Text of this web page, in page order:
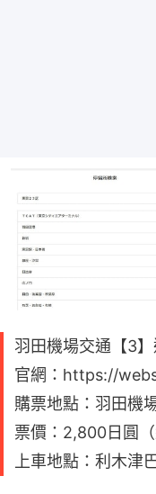
羽田機場交通【3
官網：https://
購票地點：羽田機
票價：2,800日圓（
上車地點：利木津